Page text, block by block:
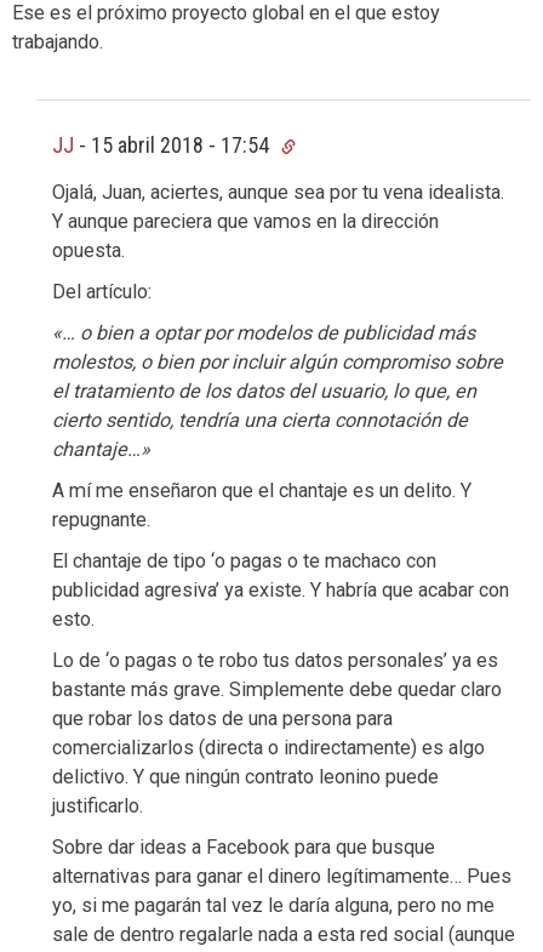
Ese es el próximo proyecto global en el que estoy
trabajando.
JJ - 15 abril 2018 - 17:54
Ojalá, Juan, aciertes, aunque sea por tu vena idealista.
Y aunque pareciera que vamos en la dirección
opuesta.
Del artículo:
«… o bien a optar por modelos de publicidad más
molestos, o bien por incluir algún compromiso sobre
el tratamiento de los datos del usuario, lo que, en
cierto sentido, tendría una cierta connotación de
chantaje…»
A mí me enseñaron que el chantaje es un delito. Y
repugnante.
El chantaje de tipo ‘o pagas o te machaco con
publicidad agresiva’ ya existe. Y habría que acabar con
esto.
Lo de ‘o pagas o te robo tus datos personales’ ya es
bastante más grave. Simplemente debe quedar claro
que robar los datos de una persona para
comercializarlos (directa o indirectamente) es algo
delictivo. Y que ningún contrato leonino puede
justificarlo.
Sobre dar ideas a Facebook para que busque
alternativas para ganar el dinero legítimamente… Pues
yo, si me pagarán tal vez le daría alguna, pero no me
sale de dentro regalarle nada a esta red social (aunque